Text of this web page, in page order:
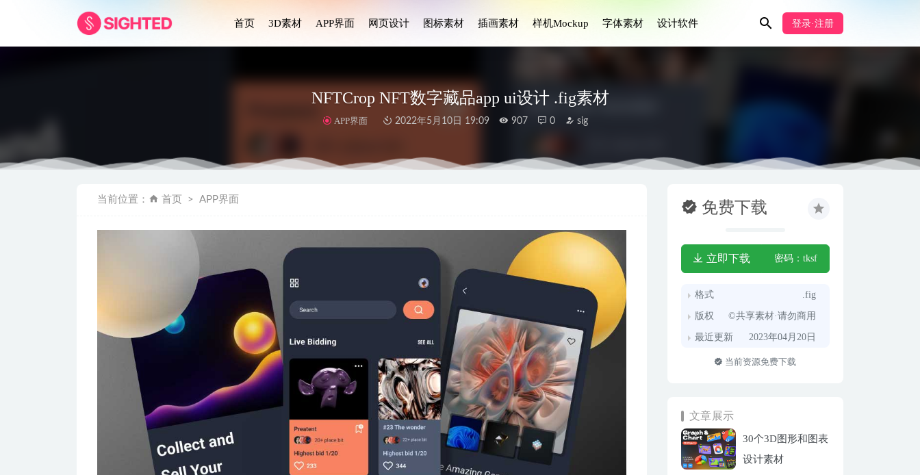
首页 3D素材 APP界面 网页设计 图标素材 插画素材 样机Mockup 字体素材 设计软件 登录·注册
NFTCrop NFT数字藏品app ui设计 .fig素材
APP界面 2022年5月10日 19:09 907 0 sig
当前位置： 首页 APP界面 免费下载
立即下载 密码：tksf
格式 .fig
版权 ©共享素材·请勿商用
最近更新 2023年04月20日
当前资源免费下载
文章展示
30个3D图形和图表
设计素材
音乐播放器UI Sketch设计源文件 2020-12-09
Wireflows ux用户流程UI .fig素材 2022-05-14
习惯管理app ui设计 .fig素材